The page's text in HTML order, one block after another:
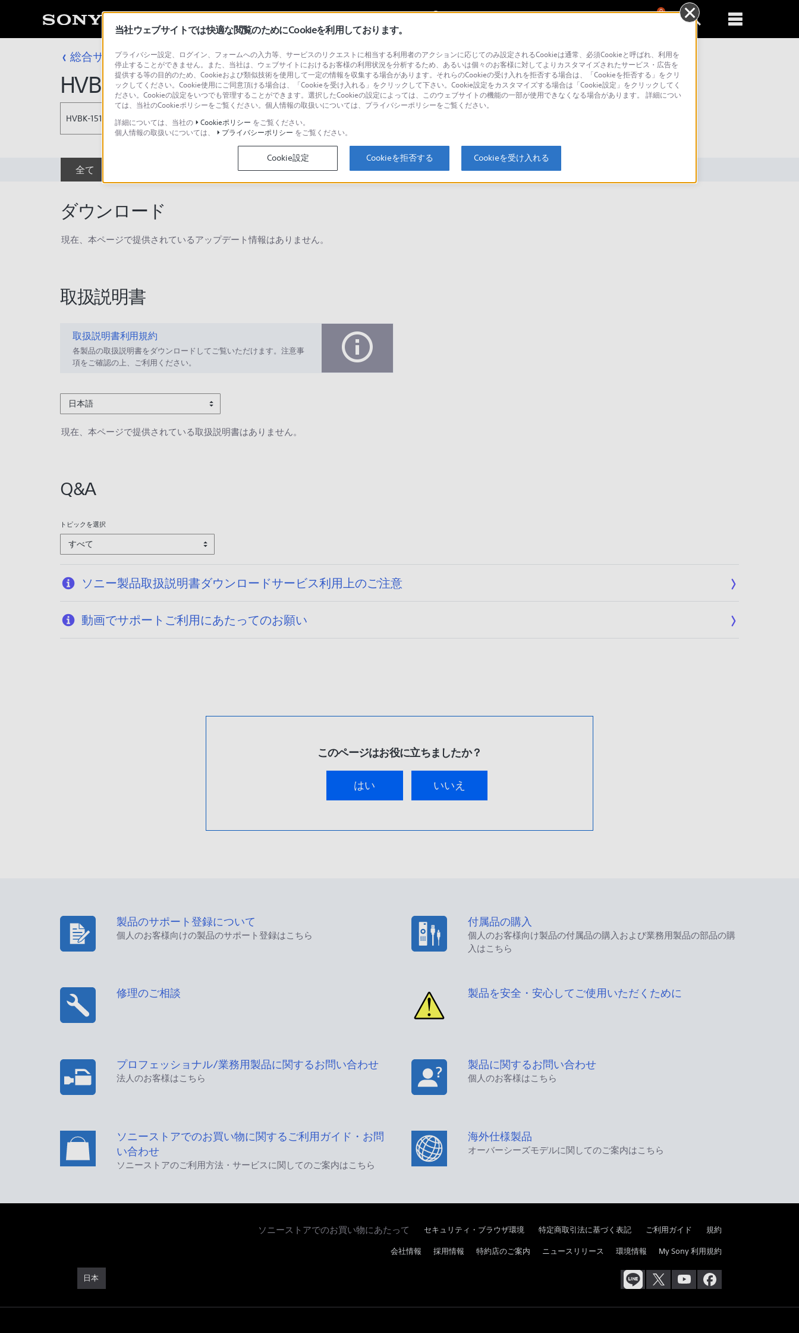
0
総合サポート・お問い合わせ プロフェッショナル／業務用
HVBK-1510
HVBK-1510
全て 取扱説明書 Q&A
ダウンロード
現在、本ページで提供されているアップデート情報はありません。
取扱説明書
取扱説明書利用規約
各製品の取扱説明書をダウンロードしてご覧いただけます。注意事
項をご確認の上、ご利用ください。
日本語
現在、本ページで提供されている取扱説明書はありません。
Q&A
トピックを選択
すべて
ソニー製品取扱説明書ダウンロードサービス利用上のご注意
動画でサポートご利用にあたってのお願い
このページはお役に立ちましたか？
はい いいえ
製品のサポート登録について
個人のお客様向けの製品のサポート登録はこちら
付属品の購入
個人のお客様向け製品の付属品の購入および業務用製品の部品の購
入はこちら
修理のご相談 製品を安全・安心してご使用いただくために
プロフェッショナル/業務用製品に関するお問い合わせ
法人のお客様はこちら
製品に関するお問い合わせ
個人のお客様はこちら
ソニーストアでのお買い物に関するご利用ガイド・お問
い合わせ
ソニーストアのご利用方法・サービスに関してのご案内はこちら
海外仕様製品
オーバーシーズモデルに関してのご案内はこちら
ソニーストアでのお買い物にあたって セキュリティ・ブラウザ環境 特定商取引法に基づく表記 ご利用ガイド 規約
日本
会社情報 採用情報 特約店のご案内 ニュースリリース 環境情報 My Sony 利用規約
当社ウェブサイトでは快適な閲覧のためにCookieを利用しております。
プライバシー設定、ログイン、フォームへの入力等、サービスのリクエストに相当する利用者のアクションに応じてのみ設定されるCookieは通常、必須Cookieと呼ばれ、利用を
停止することができません。また、当社は、ウェブサイトにおけるお客様の利用状況を分析するため、あるいは個々のお客様に対してよりカスタマイズされたサービス・広告を
提供する等の目的のため、Cookieおよび類似技術を使用して一定の情報を収集する場合があります。それらのCookieの受け入れを拒否する場合は、「Cookieを拒否する」をクリ
ックしてください。Cookie使用にご同意頂ける場合は、「Cookieを受け入れる」をクリックして下さい。Cookie設定をカスタマイズする場合は「Cookie設定」をクリックしてく
ださい。Cookieの設定をいつでも管理することができます。選択したCookieの設定によっては、このウェブサイトの機能の一部が使用できなくなる場合があります。 詳細につい
ては、当社のCookieポリシーをご覧ください。個人情報の取扱いについては、プライバシーポリシーをご覧ください。
詳細については、当社の
Cookieポリシー をご覧ください。
個人情報の取扱いについては、
プライバシーポリシー をご覧ください。
Cookie設定 Cookieを拒否する Cookieを受け入れる